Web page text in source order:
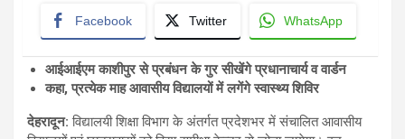
Facebook Twitter WhatsApp
आईआईएम काशीपुर से प्रबंधन के गुर सीखेंगे प्रधानाचार्य व वार्डन
कहा, प्रत्येक माह आवासीय विद्यालयों में लगेंगे स्वास्थ्य शिविर
देहरादून:विद्यालयी शिक्षा विभाग के अंतर्गत प्रदेशभर में संचालित आवासीय